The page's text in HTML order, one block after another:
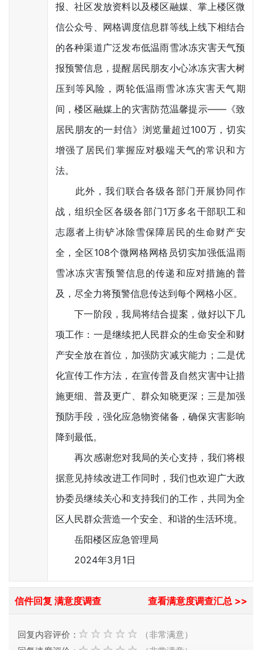
报、社区发放资料以及楼区融媒、掌上楼区微
信公众号、网格调度信息群等线上线下相结合
的各种渠道广泛发布低温雨雪冰冻灾害天气预
报预警信息，提醒居民朋友小心冰冻灾害大树
压到等风险，两轮低温雨雪冰冻灾害天气期
间，楼区融媒上的灾害防范温馨提示——《致
居民朋友的一封信》浏览量超过100万，切实
增强了居民们掌握应对极端天气的常识和方
法。
此外，我们联合各级各部门开展协同作
战，组织全区各级各部门1万多名干部职工和
志愿者上街铲冰除雪保障居民的生命财产安
全，全区108个微网格网格员切实加强低温雨
雪冰冻灾害预警信息的传递和应对措施的普
及，尽全力将预警信息传达到每个网格小区。
下一阶段，我局将结合提案，做好以下几
项工作：一是继续把人民群众的生命安全和财
产安全放在首位，加强防灾减灾能力；二是优
化宣传工作方法，在宣传普及自然灾害中让措
施更细、普及更广、群众知晓更深；三是加强
预防手段，强化应急物资储备，确保灾害影响
降到最低。
再次感谢您对我局的关心支持，我们将根
据意见持续改进工作同时，我们也欢迎广大政
协委员继续关心和支持我们的工作，共同为全
区人民群众营造一个安全、和谐的生活环境。
岳阳楼区应急管理局
2024年3月1日
信件回复 满意度调查 查看满意度调查汇总 >>
回复内容评价：
（非常满意）